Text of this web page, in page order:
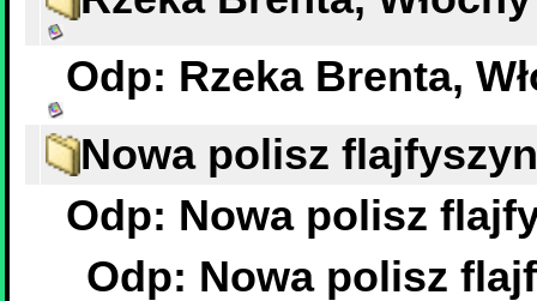
Odp: Rzeka Brenta,
Nowa polisz
Odp: Nowa polisz
Odp: Nowa polisz